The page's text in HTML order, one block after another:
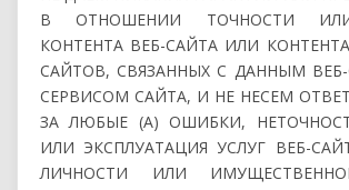
В ОТНОШЕНИИ ТОЧНОСТИ
КОНТЕНТА ВЕБ-САЙТА ИЛИ
САЙТОВ, СВЯЗАННЫХ С ДАННЫМ
СЕРВИСОМ САЙТА, ​​И НЕ НЕСЕМ
ЗА ЛЮБЫЕ (А) ОШИБКИ,
ИЛИ ЭКСПЛУАТАЦИЯ УСЛУГ ВЕБ-
ЛИЧНОСТИ ИЛИ